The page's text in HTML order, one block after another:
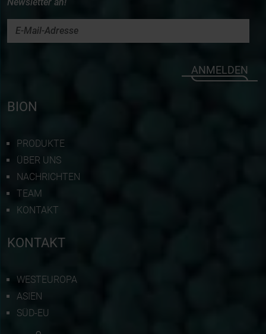
ANMELDEN
BION
PRODUKTE
ÜBER UNS
NACHRICHTEN
TEAM
KONTAKT
KONTAKT
WESTEUROPA
ASIEN
SÜD-EU